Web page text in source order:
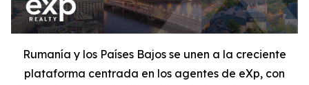
Rumanía y los Países Bajos se unen a la creciente
plataforma centrada en los agentes de eXp, con